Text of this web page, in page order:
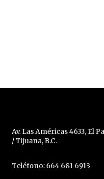
Av. Las Américas 4633, El
/ Tijuana, B.C.
Teléfono: 664 681 6913